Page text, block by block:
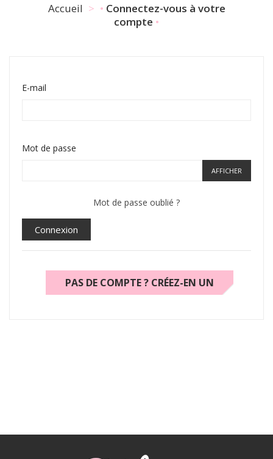
Accueil
Connectez-vous à votre
compte
E-mail
Mot de passe
AFFICHER
Mot de passe oublié ?
Connexion
PAS DE COMPTE ? CRÉEZ-EN UN